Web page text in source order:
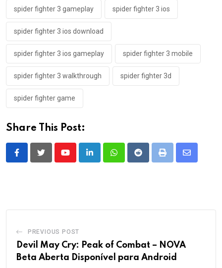
spider fighter 3 gameplay spider fighter 3 ios
spider fighter 3 ios download
spider fighter 3 ios gameplay spider fighter 3 mobile
spider fighter 3 walkthrough spider fighter 3d
spider fighter game
Share This Post:
YoutubeLinkedInWhatsappRedditPrint
Share
PREVIOUS POST
Devil May Cry: Peak of Combat – NOVA
Beta Aberta Disponível para Android